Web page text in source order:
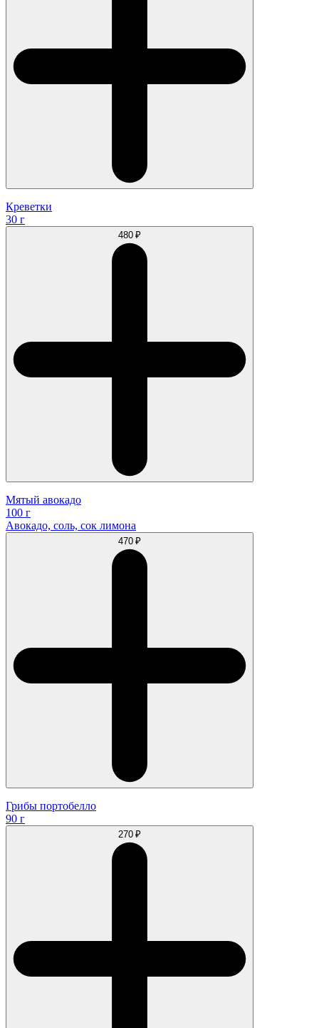
Креветки
30 г
480 ₽
Мятый авокадо
100 г
Авокадо, соль, сок лимона
470 ₽
Грибы портобелло
90 г
270 ₽